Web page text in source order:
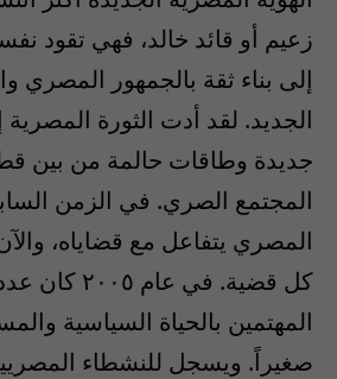
زعيم أو قائد خالد، فهي تقود
إلى بناء ثقة بالجمهور المصري
الجديد. لقد أدت الثورة
جديدة وطاقات حالمة من بين
المجتمع الصري. في الزمن
المصري يتفاعل مع قضاياه،
كل قضية. في
المهتمين بالحياة السياسية
صغيراً. ويسجل للنشطاء